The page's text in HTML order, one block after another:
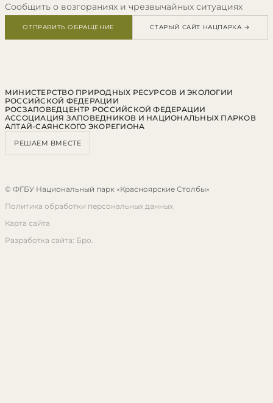
Сообщить о возгораниях и чрезвычайных ситуациях
ОТПРАВИТЬ ОБРАЩЕНИЕ СТАРЫЙ САЙТ НАЦПАРКА →
МИНИСТЕРСТВО ПРИРОДНЫХ РЕСУРСОВ И ЭКОЛОГИИ
РОССИЙСКОЙ ФЕДЕРАЦИИ
РОСЗАПОВЕДЦЕНТР РОССИЙСКОЙ ФЕДЕРАЦИИ
АССОЦИАЦИЯ ЗАПОВЕДНИКОВ И НАЦИОНАЛЬНЫХ ПАРКОВ
АЛТАЙ-САЯНСКОГО ЭКОРЕГИОНА
РЕШАЕМ ВМЕСТЕ
© ФГБУ Национальный парк «Красноярские Столбы»
Политика обработки персональных данных
Карта сайта
Разработка сайта: Бро.